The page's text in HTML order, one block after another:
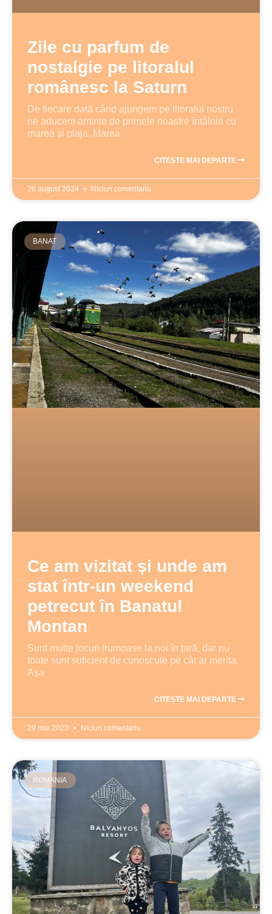
Zile cu parfum de
nostalgie pe litoralul
românesc la Saturn
De fiecare dată când ajungem pe litoralul nostru
ne aducem aminte de primele noastre întâlniri cu
marea și plaja. Marea
CITEȘTE MAI DEPARTE
26 august 2024 Niciun comentariu
BANAT
Ce am vizitat și unde am
stat într-un weekend
petrecut în Banatul
Montan
Sunt multe locuri frumoase la noi în țară, dar nu
toate sunt suficient de cunoscute pe cât ar merita.
Așa
CITEȘTE MAI DEPARTE
29 mai 2023 Niciun comentariu
ROMANIA